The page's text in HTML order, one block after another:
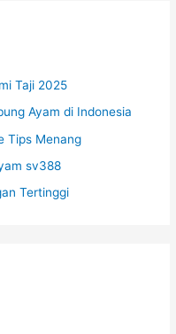
Taji 2025
Ayam di Indonesia
Tips Menang
sv388
Tertinggi